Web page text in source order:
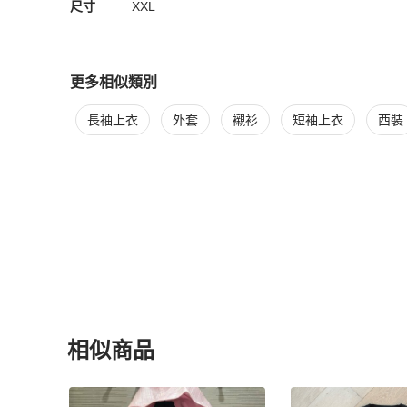
尺寸 XXL
更多相似類別
更多Givenchy 男裝相似商品推薦
長袖上衣 外套 襯衫 短袖上衣 西裝
相似商品
更多相似Givenchy男裝推薦精品